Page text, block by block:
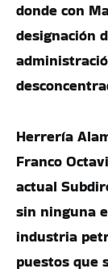
donde con
designación
Herrería
Franco
actual
sin ninguna
industria
puestos que